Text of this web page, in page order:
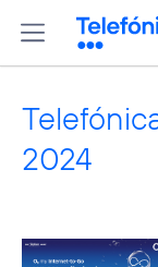
2024